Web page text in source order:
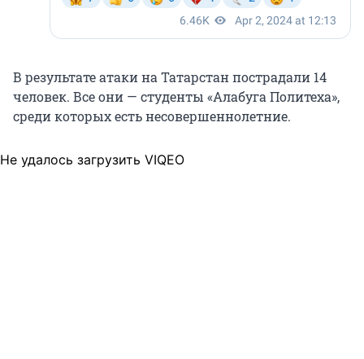
В результате атаки на Татарстан пострадали 14
человек. Все они — студенты «Алабуга Политеха»,
среди которых есть несовершеннолетние.
Не удалось загрузить VIQEO